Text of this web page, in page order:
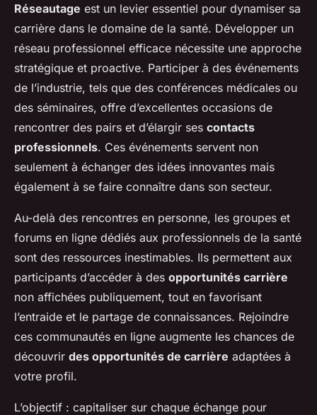
Réseautage est un levier essentiel pour dynamiser sa
carrière dans le domaine de la santé. Développer un
réseau professionnel efficace nécessite une approche
stratégique et proactive. Participer à des événements
de l’industrie, tels que des conférences médicales ou
des séminaires, offre d’excellentes occasions de
rencontrer des pairs et d’élargir ses contacts
professionnels. Ces événements servent non
seulement à échanger des idées innovantes mais
également à se faire connaître dans son secteur.
Au-delà des rencontres en personne, les groupes et
forums en ligne dédiés aux professionnels de la santé
sont des ressources inestimables. Ils permettent aux
participants d’accéder à des opportunités carrière
non affichées publiquement, tout en favorisant
l’entraide et le partage de connaissances. Rejoindre
ces communautés en ligne augmente les chances de
découvrir des opportunités de carrière adaptées à
votre profil.
L’objectif : capitaliser sur chaque échange pour